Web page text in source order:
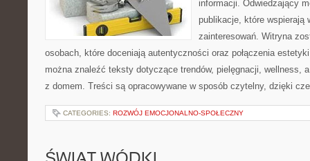
informacji. Odwiedzający
publikacje, które wspierają
zainteresowań. Witryna
osobach, które doceniają autentyczności oraz połączenia
można znaleźć teksty dotyczące trendów, pielęgnacji, wellness,
z domem. Treści są opracowywane w sposób czytelny, dzięki
CATEGORIES: ROZWÓJ EMOCJONALNO-SPOŁECZNY